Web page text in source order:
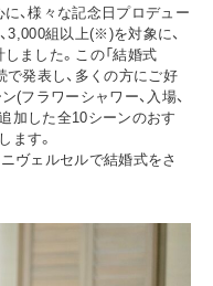
、様々な記念日プロデュー
3,000組以上(※)を対象に、
ました。この「結婚式
で発表し、多くの方にご好
(フラワーシャワー、入場、
追加した全10シーンのおす
ます。
ヴェルセルで結婚式をさ